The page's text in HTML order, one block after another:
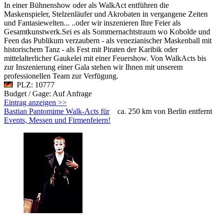
In einer Bühnenshow oder als WalkAct entführen die
Maskenspieler, Stelzenläufer und Akrobaten in vergangene Zeiten
und Fantasiewelten... ..oder wir inszenieren Ihre Feier als
Gesamtkunstwerk.Sei es als Sommernachtstraum wo Kobolde und
Feen das Publikum verzaubern - als venezianischer Maskenball mit
historischem Tanz - als Fest mit Piraten der Karibik oder
mittelalterlicher Gaukelei mit einer Feuershow. Von WalkActs bis
zur Inszenierung einer Gala stehen wir Ihnen mit unserem
professionellen Team zur Verfügung.
PLZ: 10777
Budget / Gage: Auf Anfrage
Eintrag anzeigen >>
ca. 250 km von Berlin entfernt
Bastian Pantomime Walk-Acts für
Events, Messen und Firmenfeiern!